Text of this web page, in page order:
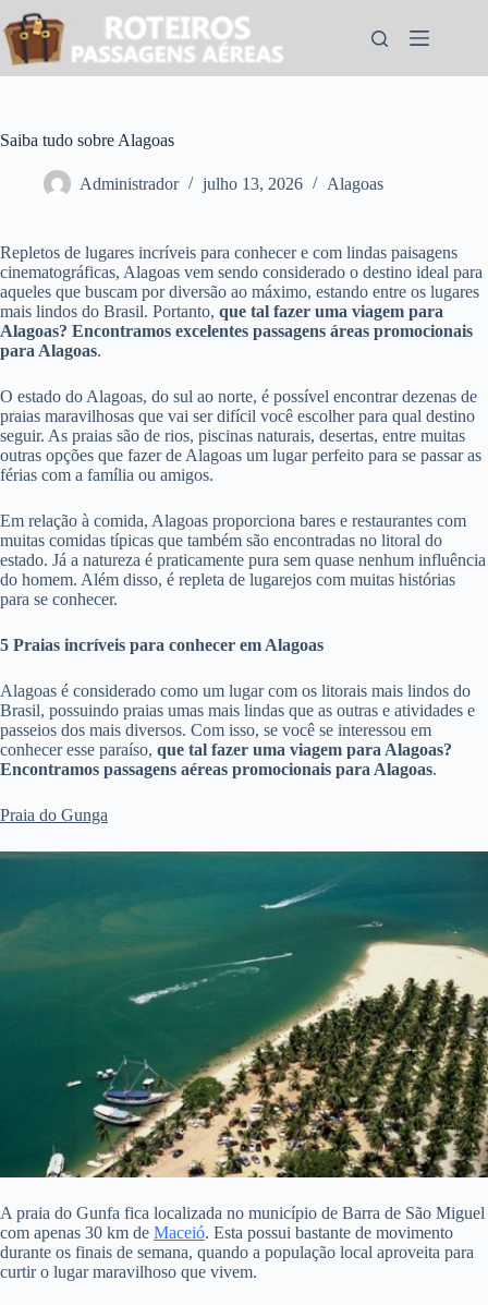
para
o
conteúdo
Saiba tudo sobre Alagoas
Administrador julho 13, 2026 Alagoas
Repletos de lugares incríveis para conhecer e com lindas paisagens
cinematográficas, Alagoas vem sendo considerado o destino ideal para
aqueles que buscam por diversão ao máximo, estando entre os lugares
mais lindos do Brasil. Portanto, que tal fazer uma viagem para
Alagoas? Encontramos excelentes passagens áreas promocionais
para Alagoas.
O estado do Alagoas, do sul ao norte, é possível encontrar dezenas de
praias maravilhosas que vai ser difícil você escolher para qual destino
seguir. As praias são de rios, piscinas naturais, desertas, entre muitas
outras opções que fazer de Alagoas um lugar perfeito para se passar as
férias com a família ou amigos.
Em relação à comida, Alagoas proporciona bares e restaurantes com
muitas comidas típicas que também são encontradas no litoral do
estado. Já a natureza é praticamente pura sem quase nenhum influência
do homem. Além disso, é repleta de lugarejos com muitas histórias
para se conhecer.
5 Praias incríveis para conhecer em Alagoas
Alagoas é considerado como um lugar com os litorais mais lindos do
Brasil, possuindo praias umas mais lindas que as outras e atividades e
passeios dos mais diversos. Com isso, se você se interessou em
conhecer esse paraíso, que tal fazer uma viagem para Alagoas?
Encontramos passagens aéreas promocionais para Alagoas.
Praia do Gunga
A praia do Gunfa fica localizada no município de Barra de São Miguel
com apenas 30 km de Maceió. Esta possui bastante de movimento
durante os finais de semana, quando a população local aproveita para
curtir o lugar maravilhoso que vivem.